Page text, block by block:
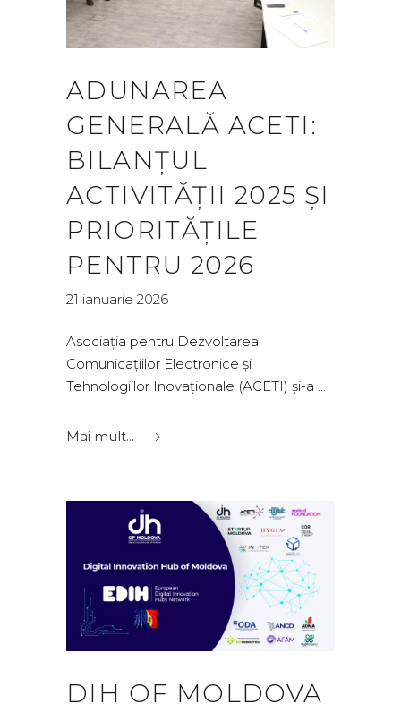
ADUNAREA
GENERALĂ ACETI:
BILANȚUL
ACTIVITĂȚII 2025 ȘI
PRIORITĂȚILE
PENTRU 2026
21 ianuarie 2026
Asociația pentru Dezvoltarea
Comunicațiilor Electronice și
Tehnologiilor Inovaționale (ACETI) și-a
Mai mult...
DIH OF MOLDOVA